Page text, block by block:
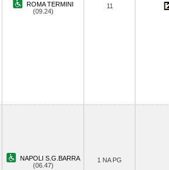
ROMA TERMINI
(09.24)
11
NAPOLI S.G.BARRA
(06.47)
1 NA PG